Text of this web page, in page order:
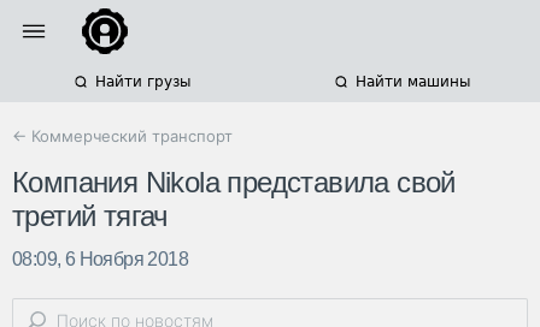
Найти грузы Найти машины
← Коммерческий транспорт
Компания Nikola представила свой
третий тягач
08:09, 6 Ноября 2018